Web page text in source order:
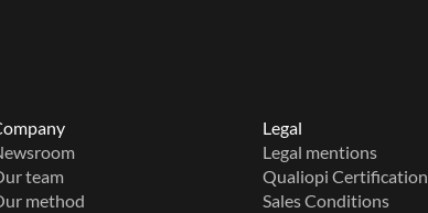
team
method
Legal
Legal mentions
Qualiopi Certification
Sales Conditions